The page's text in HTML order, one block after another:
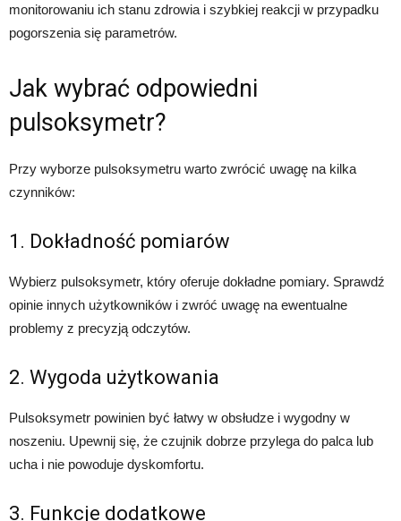
monitorowaniu ich stanu zdrowia i szybkiej reakcji w przypadku
pogorszenia się parametrów.
Jak wybrać odpowiedni
pulsoksymetr?
Przy wyborze pulsoksymetru warto zwrócić uwagę na kilka
czynników:
1. Dokładność pomiarów
Wybierz pulsoksymetr, który oferuje dokładne pomiary. Sprawdź
opinie innych użytkowników i zwróć uwagę na ewentualne
problemy z precyzją odczytów.
2. Wygoda użytkowania
Pulsoksymetr powinien być łatwy w obsłudze i wygodny w
noszeniu. Upewnij się, że czujnik dobrze przylega do palca lub
ucha i nie powoduje dyskomfortu.
3. Funkcje dodatkowe